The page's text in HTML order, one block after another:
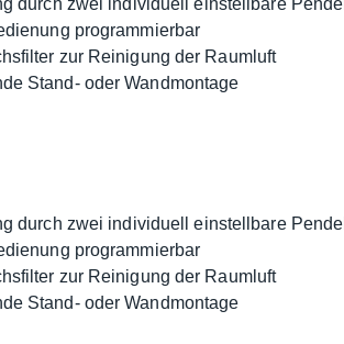
programmierbar
zur Reinigung der Raumluft
Stand- oder Wandmontage
durch zwei individuell einstellbare
programmierbar
zur Reinigung der Raumluft
Stand- oder Wandmontage